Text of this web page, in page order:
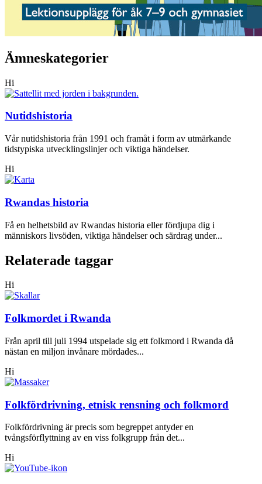
Ämneskategorier
Hi
Nutidshistoria
Vår nutidshistoria från 1991 och framåt i form av utmärkande
tidstypiska utvecklingslinjer och viktiga händelser.
Hi
Rwandas historia
Få en helhetsbild av Rwandas historia eller fördjupa dig i
människors livsöden, viktiga händelser och särdrag under...
Relaterade taggar
Hi
Folkmordet i Rwanda
Från april till juli 1994 utspelade sig ett folkmord i Rwanda då
nästan en miljon invånare mördades...
Hi
Folkfördrivning, etnisk rensning och folkmord
Folkfördrivning är precis som begreppet antyder en
tvångsförflyttning av en viss folkgrupp från det...
Hi